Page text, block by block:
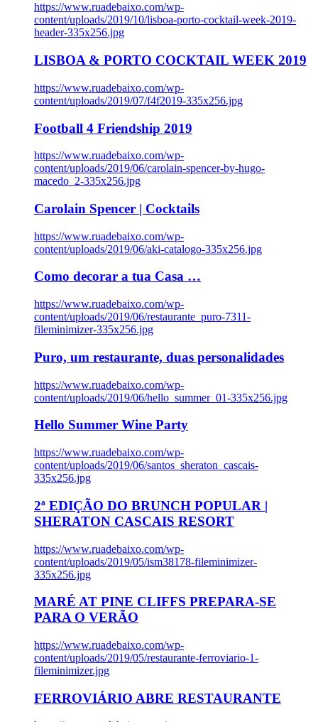
https://www.ruadebaixo.com/wp-
content/uploads/2019/10/lisboa-porto-cocktail-week-2019-
header-335x256.jpg
LISBOA & PORTO COCKTAIL WEEK 2019
https://www.ruadebaixo.com/wp-
content/uploads/2019/07/f4f2019-335x256.jpg
Football 4 Friendship 2019
https://www.ruadebaixo.com/wp-
content/uploads/2019/06/carolain-spencer-by-hugo-
macedo_2-335x256.jpg
Carolain Spencer | Cocktails
https://www.ruadebaixo.com/wp-
content/uploads/2019/06/aki-catalogo-335x256.jpg
Como decorar a tua Casa …
https://www.ruadebaixo.com/wp-
content/uploads/2019/06/restaurante_puro-7311-
fileminimizer-335x256.jpg
Puro, um restaurante, duas personalidades
https://www.ruadebaixo.com/wp-
content/uploads/2019/06/hello_summer_01-335x256.jpg
Hello Summer Wine Party
https://www.ruadebaixo.com/wp-
content/uploads/2019/06/santos_sheraton_cascais-
335x256.jpg
2ª EDIÇÃO DO BRUNCH POPULAR |
SHERATON CASCAIS RESORT
https://www.ruadebaixo.com/wp-
content/uploads/2019/05/ism38178-fileminimizer-
335x256.jpg
MARÉ AT PINE CLIFFS PREPARA-SE
PARA O VERÃO
https://www.ruadebaixo.com/wp-
content/uploads/2019/05/restaurante-ferroviario-1-
fileminimizer.jpg
FERROVIÁRIO ABRE RESTAURANTE